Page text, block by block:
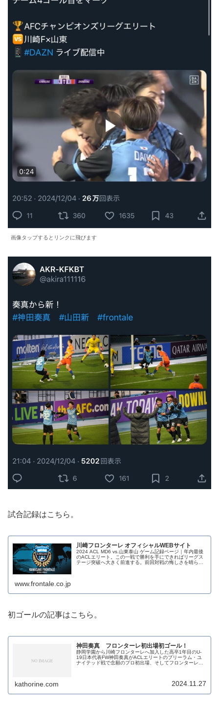
画像タップするとリンクに飛びます
試合記録はこちら。
川崎フロンターレ オフィシャルWEBサイト
2024 ACL MD6 vs.山東泰山 ゲーム記録ページ｜年内最後
のACLエリート。この一戦で勝利を手にできればリーグス
テージ突破へ大きく前進する。前回対戦の悔しさを晴らす
www.frontale.co.jp
初ゴールの記事はこちら。
神田奏真 フロンターレ初出場初ゴール！
静岡学園から川崎フロンターレへ加入した高卒1年目のU-
19日本代表FW神田奏真がACLエリートのブリーラム・ユ
ナイテッド戦で念願のプロ初出場、そしてフロンターレ初
kathorine.com 2024.11.27